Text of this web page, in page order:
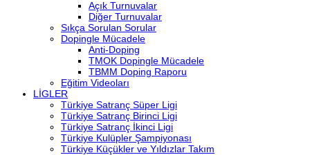
Açık Turnuvalar
Diğer Turnuvalar
Sıkça Sorulan Sorular
Dopingle Mücadele
Anti-Doping
TMOK Dopingle Mücadele
TBMM Doping Raporu
Eğitim Videoları
LİGLER
Türkiye Satranç Süper Ligi
Türkiye Satranç Birinci Ligi
Türkiye Satranç İkinci Ligi
Türkiye Kulüpler Şampiyonası
Türkiye Küçükler ve Yıldızlar Takım